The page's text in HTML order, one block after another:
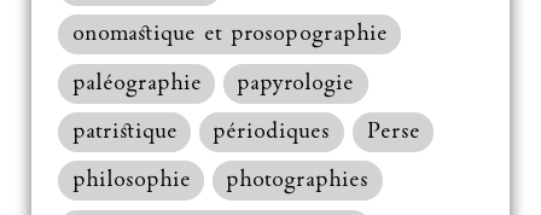
onomastique et prosopographie
paléographie
papyrologie
patristique
périodiques
Perse
philosophie
photographies